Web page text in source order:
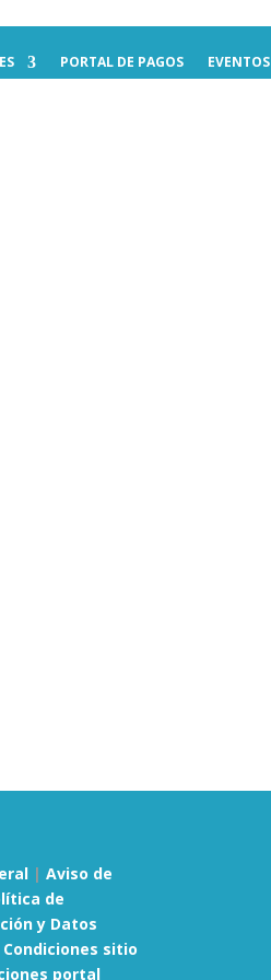
PORTAL DE PAGOS EVENTOS
| Aviso de
de
y Datos
sitio
portal